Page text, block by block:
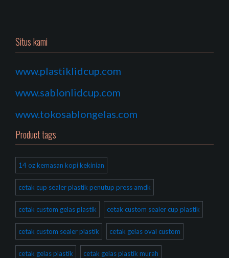
Situs kami
www.plastiklidcup.com
www.sablonlidcup.com
www.tokosablongelas.com
Product tags
14 oz kemasan kopi kekinian
cetak cup sealer plastik penutup press amdk
cetak custom gelas plastik cetak custom sealer cup plastik
cetak custom sealer plastik cetak gelas oval custom
cetak gelas plastik cetak gelas plastik murah